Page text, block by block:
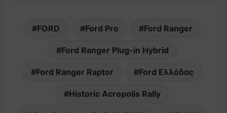
FORD Ford Pro Ford Ranger
Ford Ranger Plug-in Hybrid
Ford Ranger Raptor Ford Ελλάδας
Historic Acropolis Rally